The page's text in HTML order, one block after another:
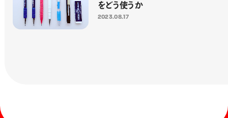
をどう使うか
2023.08.17